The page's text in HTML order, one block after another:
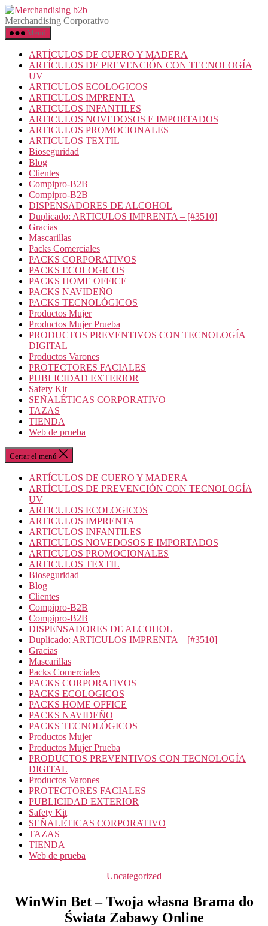
Saltar
al
contenido
Merchandising
b2b
Merchandising Corporativo
Menú
ARTÍCULOS DE CUERO Y MADERA
ARTÍCULOS DE PREVENCIÓN CON TECNOLOGÍA
UV
ARTICULOS ECOLOGICOS
ARTICULOS IMPRENTA
ARTICULOS INFANTILES
ARTICULOS NOVEDOSOS E IMPORTADOS
ARTICULOS PROMOCIONALES
ARTICULOS TEXTIL
Bioseguridad
Blog
Clientes
Compipro-B2B
Compipro-B2B
DISPENSADORES DE ALCOHOL
Duplicado: ARTICULOS IMPRENTA – [#3510]
Gracias
Mascarillas
Packs Comerciales
PACKS CORPORATIVOS
PACKS ECOLOGICOS
PACKS HOME OFFICE
PACKS NAVIDEÑO
PACKS TECNOLÓGICOS
Productos Mujer
Productos Mujer Prueba
PRODUCTOS PREVENTIVOS CON TECNOLOGÍA
DIGITAL
Productos Varones
PROTECTORES FACIALES
PUBLICIDAD EXTERIOR
Safety Kit
SEÑALÉTICAS CORPORATIVO
TAZAS
TIENDA
Web de prueba
Cerrar el menú
ARTÍCULOS DE CUERO Y MADERA
ARTÍCULOS DE PREVENCIÓN CON TECNOLOGÍA
UV
ARTICULOS ECOLOGICOS
ARTICULOS IMPRENTA
ARTICULOS INFANTILES
ARTICULOS NOVEDOSOS E IMPORTADOS
ARTICULOS PROMOCIONALES
ARTICULOS TEXTIL
Bioseguridad
Blog
Clientes
Compipro-B2B
Compipro-B2B
DISPENSADORES DE ALCOHOL
Duplicado: ARTICULOS IMPRENTA – [#3510]
Gracias
Mascarillas
Packs Comerciales
PACKS CORPORATIVOS
PACKS ECOLOGICOS
PACKS HOME OFFICE
PACKS NAVIDEÑO
PACKS TECNOLÓGICOS
Productos Mujer
Productos Mujer Prueba
PRODUCTOS PREVENTIVOS CON TECNOLOGÍA
DIGITAL
Productos Varones
PROTECTORES FACIALES
PUBLICIDAD EXTERIOR
Safety Kit
SEÑALÉTICAS CORPORATIVO
TAZAS
TIENDA
Web de prueba
Categorías
Uncategorized
WinWin Bet – Twoja własna Brama do
Świata Zabawy Online